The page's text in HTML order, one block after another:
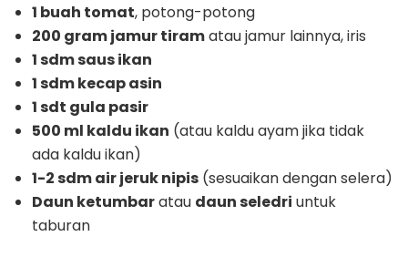
1 buah tomat, potong-potong
200 gram jamur tiramatau jamur lainnya, iris
1 sdm saus ikan
1 sdm kecap asin
1 sdt gula pasir
500 ml kaldu ikan (atau kaldu ayam jika tidak
ada kaldu ikan)
1-2 sdm air jeruk nipis (sesuaikan dengan selera)
Daun ketumbaratau daun seledri untuk
taburan